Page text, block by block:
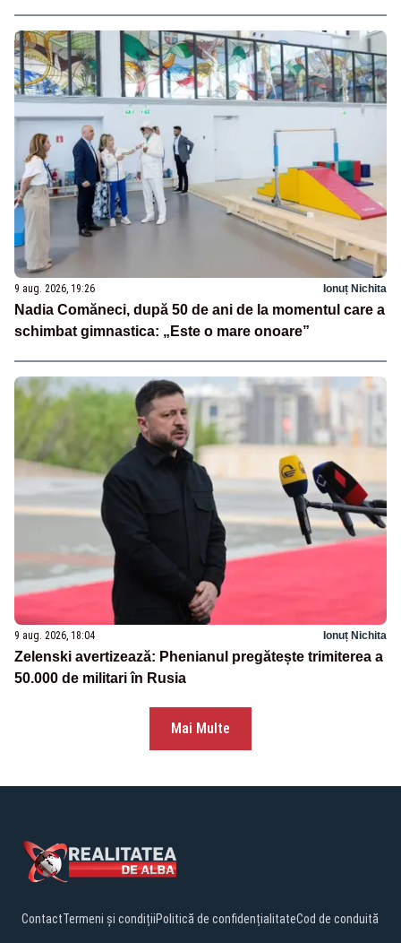
9 aug. 2026, 19:26 Ionuț Nichita
Nadia Comăneci, după 50 de ani de la momentul care a
schimbat gimnastica: „Este o mare onoare”
9 aug. 2026, 18:04 Ionuț Nichita
Zelenski avertizează: Phenianul pregătește trimiterea a
50.000 de militari în Rusia
Mai Multe
ContactTermeni și condițiiPolitică de confidențialitateCod de conduită